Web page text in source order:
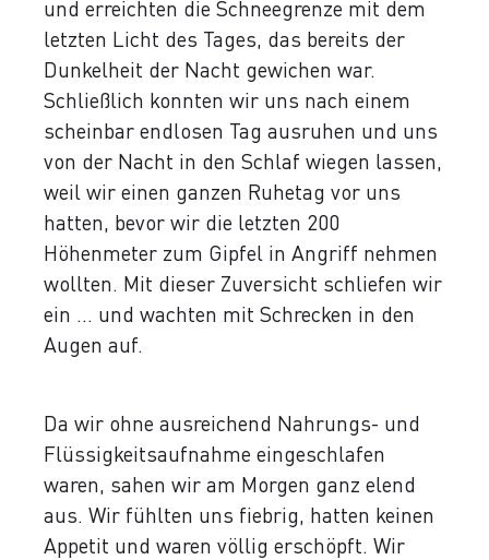
und erreichten die Schneegrenze mit dem
letzten Licht des Tages, das bereits der
Dunkelheit der Nacht gewichen war.
Schließlich konnten wir uns nach einem
scheinbar endlosen Tag ausruhen und uns
von der Nacht in den Schlaf wiegen lassen,
weil wir einen ganzen Ruhetag vor uns
hatten, bevor wir die letzten 200
Höhenmeter zum Gipfel in Angriff nehmen
wollten. Mit dieser Zuversicht schliefen wir
ein ... und wachten mit Schrecken in den
Augen auf.
Da wir ohne ausreichend Nahrungs- und
Flüssigkeitsaufnahme eingeschlafen
waren, sahen wir am Morgen ganz elend
aus. Wir fühlten uns fiebrig, hatten keinen
Appetit und waren völlig erschöpft. Wir